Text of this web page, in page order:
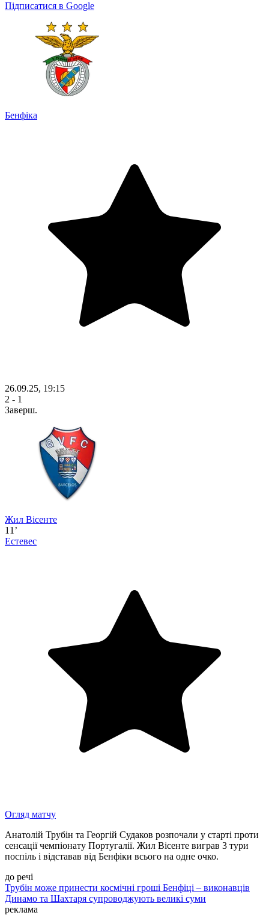
Підписатися в Google
Бенфіка
26.09.25, 19:15
2 - 1
Заверш.
Жил Вісенте
11’
Естевес
Огляд матчу
Анатолій Трубін та Георгій Судаков розпочали у старті проти
сенсації чемпіонату Португалії. Жил Вісенте виграв 3 тури
поспіль і відставав від Бенфіки всього на одне очко.
до речі
Трубін може принести космічні гроші Бенфіці – виконавців
Динамо та Шахтаря супроводжують великі суми
реклама